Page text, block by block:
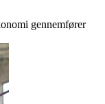
gennemfører